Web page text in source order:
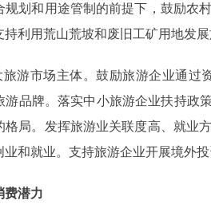
规划和用途管制的前提下，鼓励农
利用荒山荒坡和废旧工矿用地发展
市场主体。鼓励旅游企业通过
游品牌。落实中小旅游企业扶持政
格局。发挥旅游业关联度高、就业
和就业。支持旅游企业开展境外
费潜力